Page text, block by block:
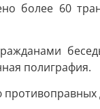
60
полиграфия.